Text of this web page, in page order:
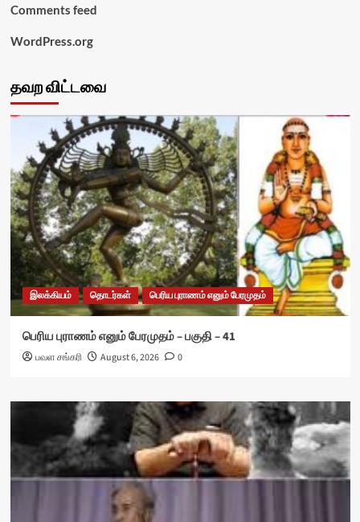
Comments feed
WordPress.org
தவற விட்டவை
இலக்கியம் தொடர்கள் பெரிய புராணம் எனும் பேரமுதம்
பெரிய புராணம் எனும் பேரமுதம் – பகுதி – 41
பவள சங்கரி August 6, 2026 0